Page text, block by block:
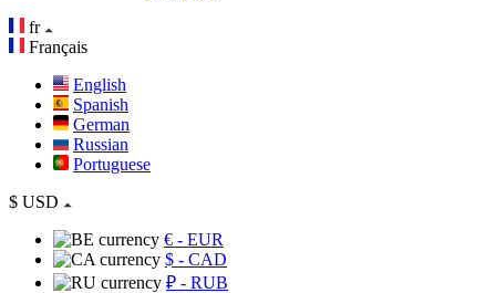
fr
Français
English
Spanish
German
Russian
Portuguese
$ USD
€ - EUR
$ - CAD
₽ - RUB